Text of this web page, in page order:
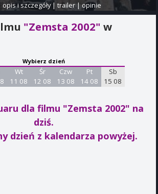
opis i szczegóły|trailer |opinie
"Zemsta 2002" w
Wybierz dzień
Wt
11 08
Śr
12 08
Czw
13 08
Pt
14 08
Sb
15 08
dla filmu "Zemsta 2002" na
dziś.
dzień z kalendarza powyżej.